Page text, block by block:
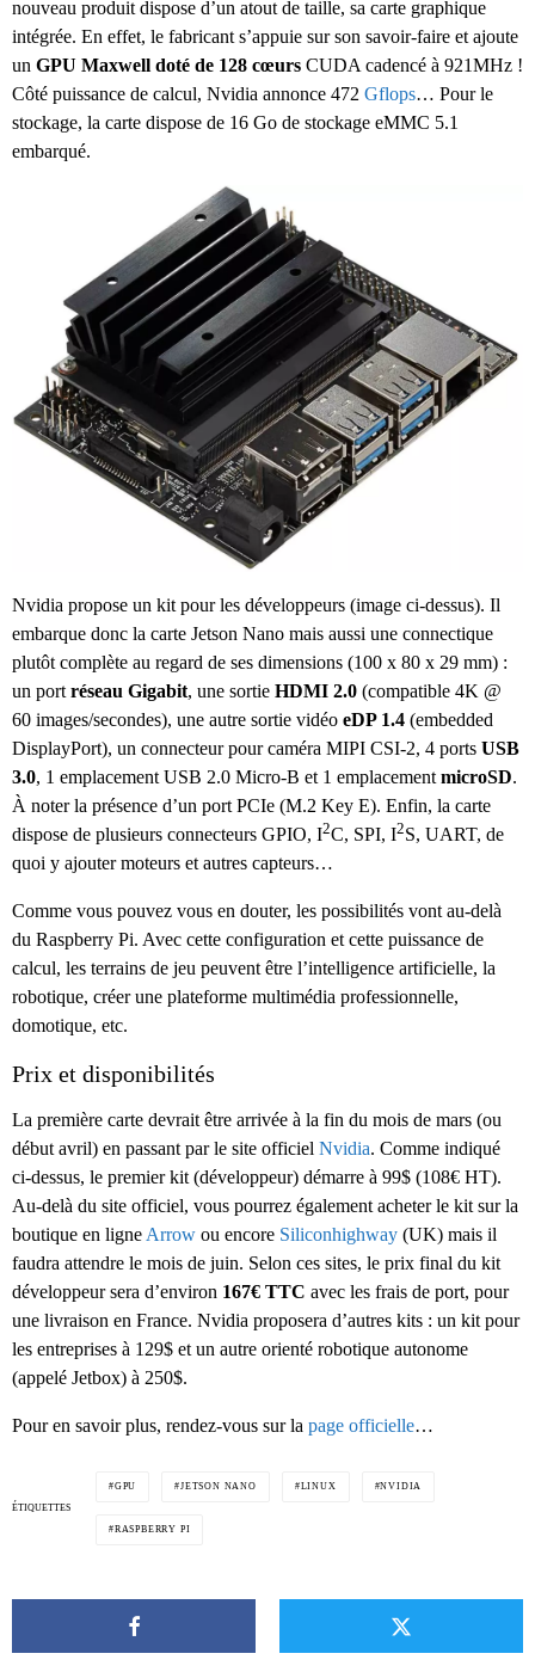
nouveau produit dispose d’un atout de taille, sa carte graphique
intégrée. En effet, le fabricant s’appuie sur son savoir-faire et ajoute
un GPU Maxwell doté de 128 cœurs CUDA cadencé à 921MHz !
Côté puissance de calcul, Nvidia annonce 472 Gflops… Pour le
stockage, la carte dispose de 16 Go de stockage eMMC 5.1
embarqué.
Nvidia propose un kit pour les développeurs (image ci-dessus). Il
embarque donc la carte Jetson Nano mais aussi une connectique
plutôt complète au regard de ses dimensions (100 x 80 x 29 mm) :
un port réseau Gigabit, une sortie HDMI 2.0 (compatible 4K @
60 images/secondes), une autre sortie vidéo eDP 1.4 (embedded
DisplayPort), un connecteur pour caméra MIPI CSI-2, 4 ports USB
3.0, 1 emplacement USB 2.0 Micro-B et 1 emplacement microSD.
À noter la présence d’un port PCIe (M.2 Key E). Enfin, la carte
dispose de plusieurs connecteurs GPIO, I2C, SPI, I2S, UART, de
quoi y ajouter moteurs et autres capteurs…
Comme vous pouvez vous en douter, les possibilités vont au-delà
du Raspberry Pi. Avec cette configuration et cette puissance de
calcul, les terrains de jeu peuvent être l’intelligence artificielle, la
robotique, créer une plateforme multimédia professionnelle,
domotique, etc.
Prix et disponibilités
La première carte devrait être arrivée à la fin du mois de mars (ou
début avril) en passant par le site officiel Nvidia. Comme indiqué
ci-dessus, le premier kit (développeur) démarre à 99$ (108€ HT).
Au-delà du site officiel, vous pourrez également acheter le kit sur la
boutique en ligne Arrow ou encore Siliconhighway (UK) mais il
faudra attendre le mois de juin. Selon ces sites, le prix final du kit
développeur sera d’environ 167€ TTC avec les frais de port, pour
une livraison en France. Nvidia proposera d’autres kits : un kit pour
les entreprises à 129$ et un autre orienté robotique autonome
(appelé Jetbox) à 250$.
Pour en savoir plus, rendez-vous sur la page officielle…
ÉTIQUETTES
GPU JETSON NANO LINUX NVIDIA
RASPBERRY PI